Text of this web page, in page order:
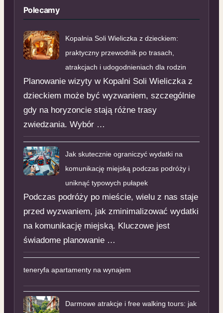
Polecamy
Kopalnia Soli Wieliczka z dzieckiem:
praktyczny przewodnik po trasach,
atrakcjach i udogodnieniach dla rodzin
Planowanie wizyty w Kopalni Soli Wieliczka z
dzieckiem może być wyzwaniem, szczególnie
gdy na horyzoncie stają różne trasy
zwiedzania. Wybór …
Jak skutecznie ograniczyć wydatki na
komunikację miejską podczas podróży i
uniknąć typowych pułapek
Podczas podróży po mieście, wielu z nas staje
przed wyzwaniem, jak zminimalizować wydatki
na komunikację miejską. Kluczowe jest
świadome planowanie …
teneryfa apartamenty na wynajem
Darmowe atrakcje i free walking tours: jak